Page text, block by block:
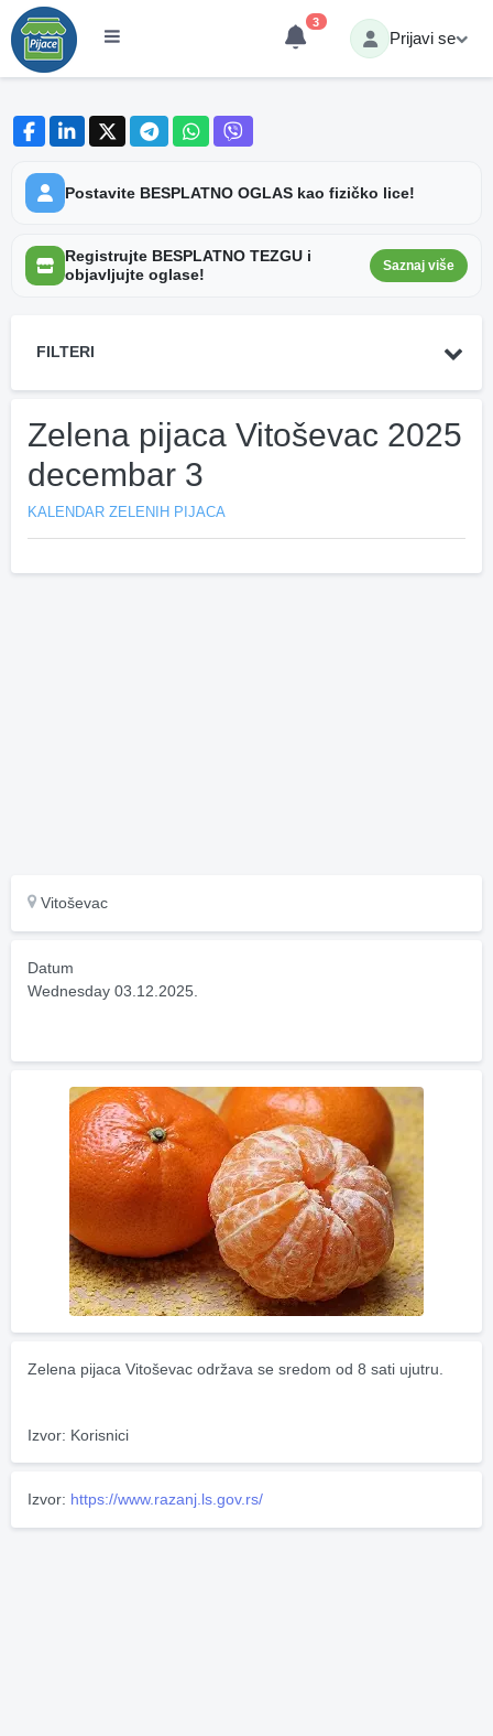
3
Prijavi se
Postavite BESPLATNO OGLAS kao fizičko lice!
Registrujte BESPLATNO TEZGU i
objavljujte oglase!
Saznaj više
FILTERI
Zelena pijaca Vitoševac 2025
decembar 3
KALENDAR ZELENIH PIJACA
Vitoševac
Datum
Wednesday 03.12.2025.
Zelena pijaca Vitoševac održava se sredom od 8 sati ujutru.
Izvor: Korisnici
Izvor: https://www.razanj.ls.gov.rs/